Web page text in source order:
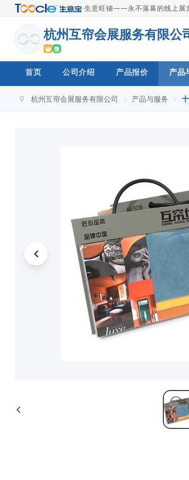
·生意旺铺——永不落幕的线上展
杭州互帘会展服务有限公
微
首页 公司介绍 产品报价 产品
杭州互帘会展服务有限公司 产品与服务